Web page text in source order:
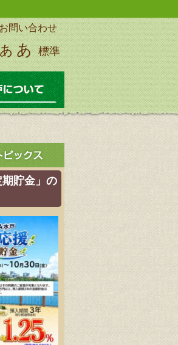
お問い合わせ
あ あ 標準
内 JA水戸について
期貯金」の